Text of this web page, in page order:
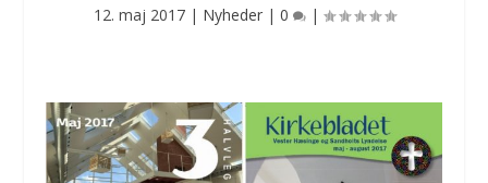
12. maj 2017| Nyheder| 0 |